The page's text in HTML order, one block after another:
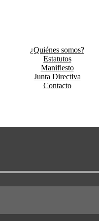
¿Quiénes somos?
Estatutos
Manifiesto
Junta Directiva
Contacto